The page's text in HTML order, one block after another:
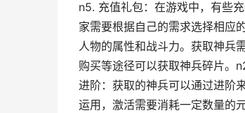
n5. 充值礼包：在游戏中，有些
家需要根据自己的需求选择相应
人物的属性和战斗力。获取神兵
购买等途径可以获取神兵碎片。
进阶：获取的神兵可以通过进阶
运用，激活需要消耗一定数量的